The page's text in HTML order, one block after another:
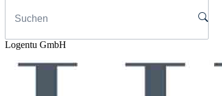
Logentu GmbH